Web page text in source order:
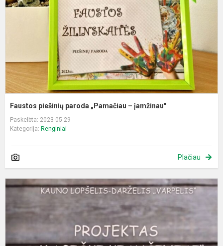
Faustos piešinių paroda „Pamačiau – įamžinau"
Paskelbta: 2023-05-29
Kategorija: Renginiai
Plačiau